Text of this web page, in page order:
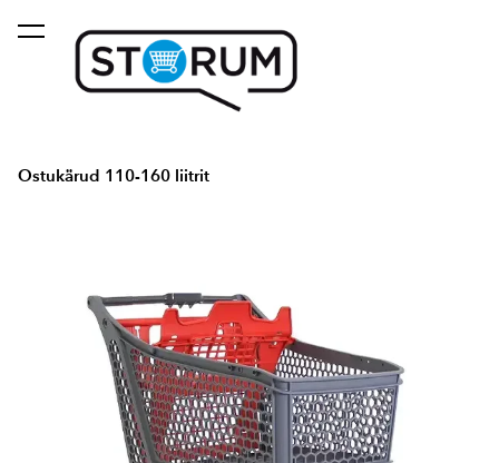
lisati ostukorvi. Vaata ostukorvi
Ostukärud 110-160 liitrit